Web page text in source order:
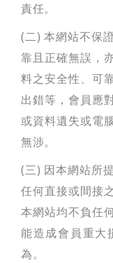
責任。
(二) 本網站不保
靠且正確無誤，
料之安全性、可
出錯等，會員應
或資料遺失或電
無涉。
(三) 因本網站所
任何直接或間接
本網站均不負任
能造成會員重大
為。